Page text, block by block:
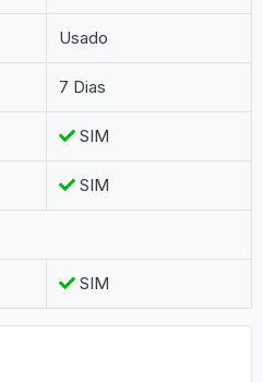
Usado
7 Dias
SIM
SIM
SIM